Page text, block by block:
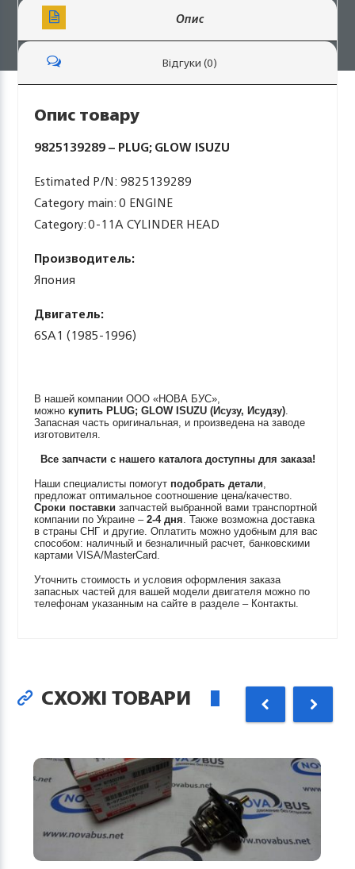
Опис
Відгуки (0)
Опис товару
9825139289 – PLUG; GLOW ISUZU
Estimated P/N: 9825139289
Category main: 0 ENGINE
Category: 0-11A CYLINDER HEAD
Производитель:
Япония
Двигатель:
6SA1 (1985-1996)
В нашей компании ООО «НОВА БУС»,
можно купить PLUG; GLOWISUZU (Исузу, Исудзу).
Запасная часть оригинальная, и произведена на заводе
изготовителя.
Все запчасти с нашего каталога доступны для заказа!
Наши специалисты помогут подобрать детали,
предложат оптимальное соотношение цена/качество.
Сроки поставки запчастей выбранной вами транспортной
компании по Украине –2-4 дня. Также возможна доставка
в страны СНГ и другие. Оплатить можно удобным для вас
способом: наличный и безналичный расчет, банковскими
картами VISA/MasterCard.
Уточнить стоимость и условия оформления заказа
запасных частей для вашей модели двигателя можно по
телефонам указанным на сайте в разделе – Контакты.
СХОЖІ ТОВАРИ